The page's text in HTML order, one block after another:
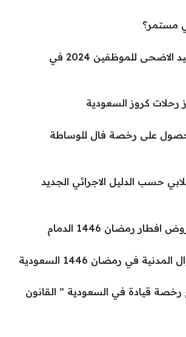
مستمر؟
متى تبدأ اجازة عيد الاضحى للموظفين 2024 في
رحلات كروز السعودية
على رخصة فال للوساطة
حسب الدليل الاجرائي الجديد
رمضان 1446 الدمام
في رمضان 1446 السعودية
قيادة في السعودية ” القانون